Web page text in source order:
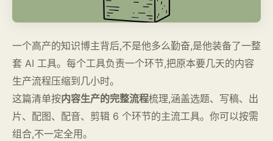
一个高产的知识博主背后,不是他多么勤奋,是他装备了一整
套 AI 工具。每个工具负责一个环节,把原本要几天的内容
生产流程压缩到几小时。
这篇清单按内容生产的完整流程梳理,涵盖选题、写稿、出
片、配图、配音、剪辑 6 个环节的主流工具。你可以按需
组合,不一定全用。